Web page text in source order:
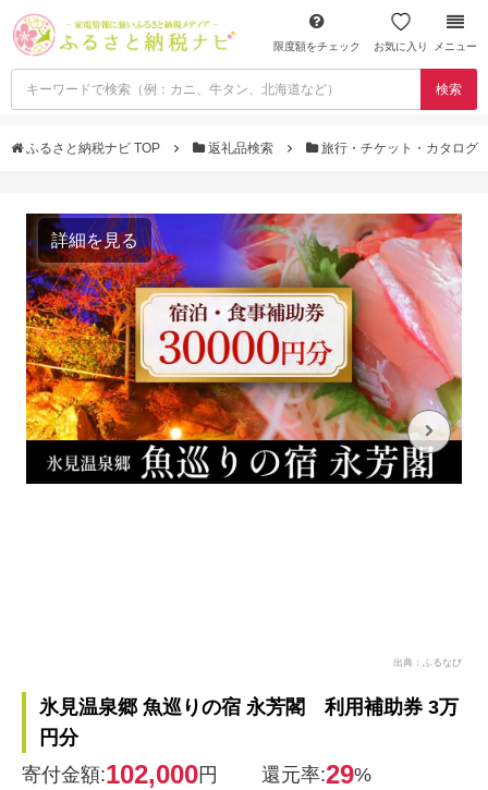
限度額をチェック お気に入り メニュー
検索
ふるさと納税ナビ TOP 返礼品検索 旅行・チケット・カタログ
詳細を見る
出典：ふるなび
氷見温泉郷 魚巡りの宿 永芳閣 利用補助券 3万
円分
寄付金額:102,000円 還元率:29%